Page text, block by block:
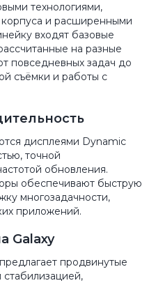
технологиями,
и расширенными
входят базовые
на разные
повседневных задач до
съёмки и работы с
дисплеями Dynamic
точной
обновления.
обеспечивают быструю
многозадачности,
приложений.
Galaxy
продвинутые